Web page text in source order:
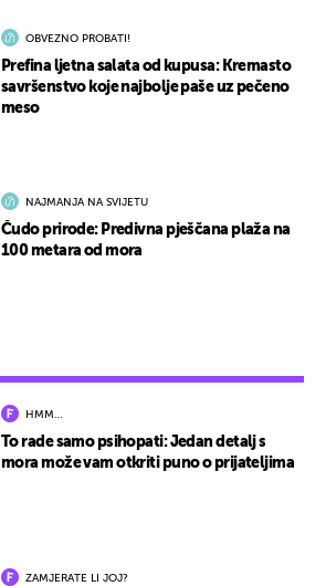
HMM…
To rade samo psihopati: Jedan detalj s
mora može vam otkriti puno o prijateljima
ZAMJERATE LI JOJ?
OBVEZNO PROBATI!
Prefina ljetna salata od kupusa: Kremasto
savršenstvo koje najbolje paše uz pečeno
meso
NAJMANJA NA SVIJETU
Čudo prirode: Predivna pješčana plaža na
100 metara od mora